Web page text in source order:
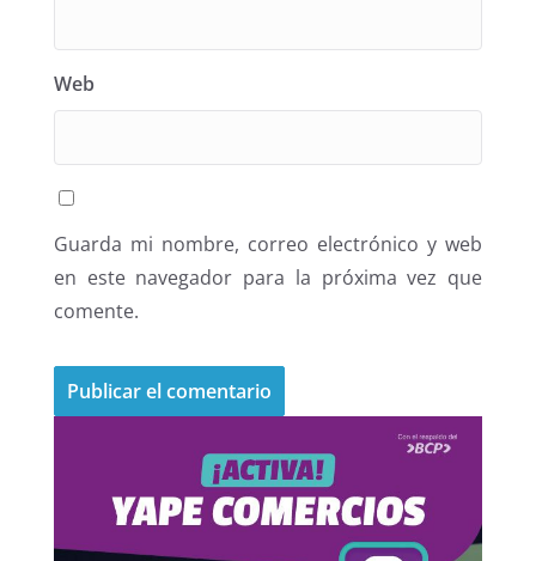
Web
Guarda mi nombre, correo electrónico y web
en este navegador para la próxima vez que
comente.